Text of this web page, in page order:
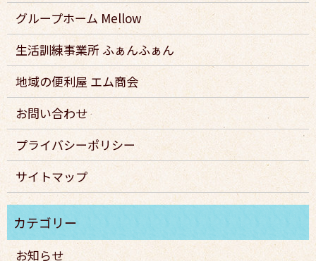
グループホーム Mellow
生活訓練事業所 ふぁんふぁん
地域の便利屋 エム商会
お問い合わせ
プライバシーポリシー
サイトマップ
お知らせ